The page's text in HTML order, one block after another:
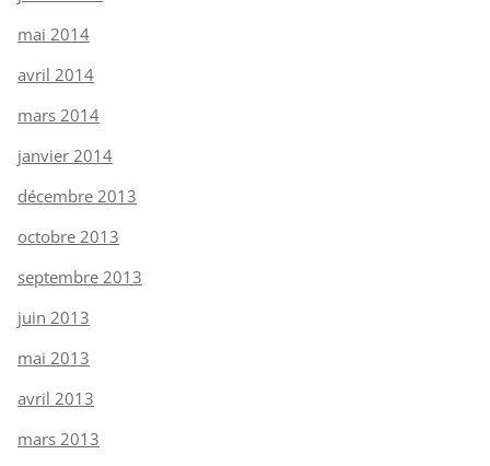
mai 2014
avril 2014
mars 2014
janvier 2014
décembre 2013
octobre 2013
septembre 2013
juin 2013
mai 2013
avril 2013
mars 2013